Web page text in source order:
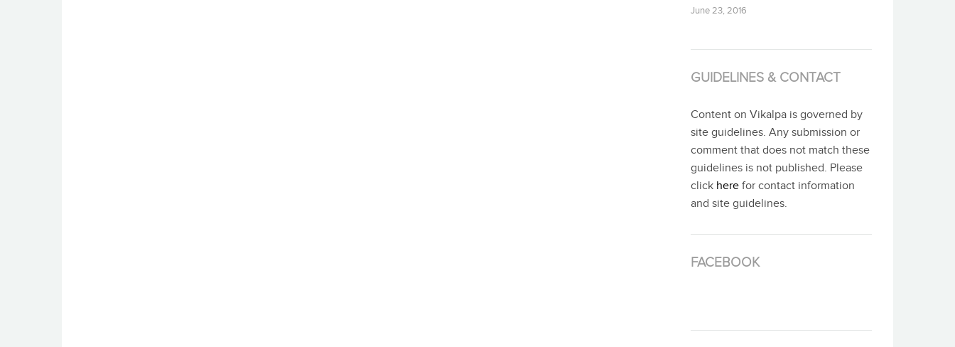
June 23, 2016
GUIDELINES & CONTACT
Content on Vikalpa is governed by
site guidelines. Any submission or
comment that does not match these
guidelines is not published. Please
click here for contact information
and site guidelines.
FACEBOOK